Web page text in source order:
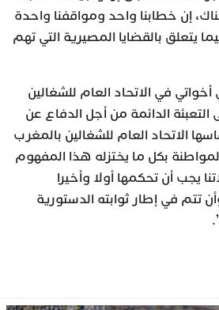
إن خطابنا واحد ومواقفنا واحدة
يتعلق بالقضايا المصيرية التي تهم
في الاتحاد العام للشغالين
التعبئة الدائمة من أجل الدفاع عن
الاتحاد العام للشغالين بالمغرب
بكل ما يختزله هذا المفهوم
يجب أن تحكمها أولا وأخيرا
وأن تتم في إطار ثوابته الدستورية